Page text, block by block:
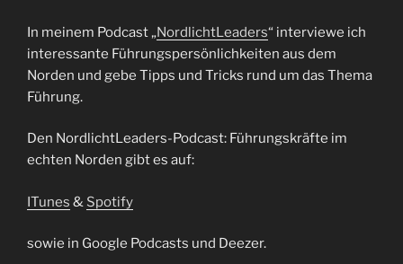
In meinem Podcast „NordlichtLeaders“ interviewe ich
interessante Führungspersönlichkeiten aus dem
Norden und gebe Tipps und Tricks rund um das Thema
Führung.
Den NordlichtLeaders-Podcast: Führungskräfte im
echten Norden gibt es auf:
ITunes & Spotify
sowie in Google Podcasts und Deezer.